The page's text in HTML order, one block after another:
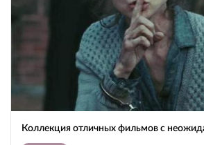
Коллекция отличных фильмов с